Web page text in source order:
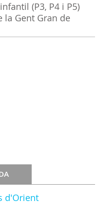
(P3, P4 i P5)
la Gent Gran de
d'Orient